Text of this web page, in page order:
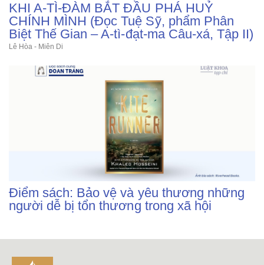
KHI A-TÌ-ĐÀM BẮT ĐẦU PHÁ HUỶ
CHÍNH MÌNH (Đọc Tuệ Sỹ, phẩm Phân
Biệt Thế Gian – A-tì-đạt-ma Câu-xá, Tập II)
Lê Hòa - Miên Di
Điểm sách: Bảo vệ và yêu thương những
người dễ bị tổn thương trong xã hội